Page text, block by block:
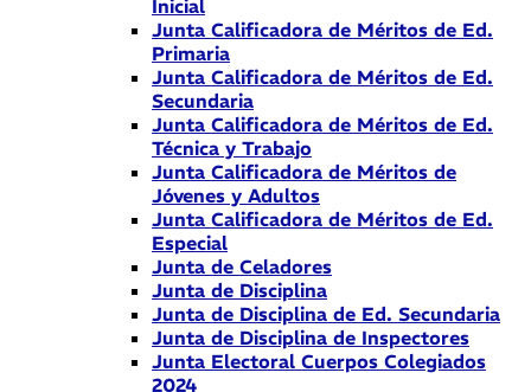
Inicial
Junta Calificadora de Méritos de Ed.
Primaria
Junta Calificadora de Méritos de Ed.
Secundaria
Junta Calificadora de Méritos de Ed.
Técnica y Trabajo
Junta Calificadora de Méritos de
Jóvenes y Adultos
Junta Calificadora de Méritos de Ed.
Especial
Junta de Celadores
Junta de Disciplina
Junta de Disciplina de Ed. Secundaria
Junta de Disciplina de Inspectores
Junta Electoral Cuerpos Colegiados
2024